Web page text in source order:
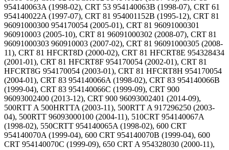
954140063A (1998-02), CRT 53 954140063B (1998-07), CRT 61
954140022A (1997-07), CRT 81 954001152B (1995-12), CRT 81
96091000300 954170054 (2005-01), CRT 81 96091000301
960910003 (2005-10), CRT 81 96091000302 (2008-07), CRT 81
96091000303 960910003 (2007-02), CRT 81 96091000305 (2008-
11), CRT 81 HFCRT8D (2000-02), CRT 81 HFCRT8E 954328434
(2001-01), CRT 81 HFCRT8F 954170054 (2002-01), CRT 81
HFCRT8G 954170054 (2003-01), CRT 81 HFCRT8H 954170054
(2004-01), CRT 83 954140066A (1998-02), CRT 83 954140066B
(1999-04), CRT 83 954140066C (1999-09), CRT 900
96093002400 (2013-12), CRT 900 96093002401 (2014-09),
500RTT A 500HRTTA (2003-11), 500RTT A 917296250 (2003-
04), 500RTT 96093000100 (2004-11), 510CRT 954140067A
(1998-02), 550CRTT 954140065A (1998-02), 600 CRT
954140070A (1999-04), 600 CRT 954140070B (1999-04), 600
CRT 954140070C (1999-09), 650 CRT A 954328030 (2000-11),